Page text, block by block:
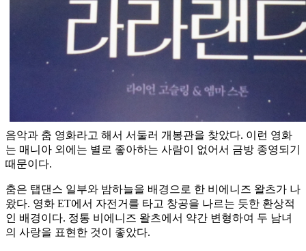
음악과 춤 영화라고 해서 서둘러 개봉관을 찾았다. 이런 영화
는 매니아 외에는 별로 좋아하는 사람이 없어서 금방 종영되기
때문이다.
춤은 탭댄스 일부와 밤하늘을 배경으로 한 비에니즈 왈츠가 나
왔다. 영화 ET에서 자전거를 타고 창공을 나르는 듯한 환상적
인 배경이다. 정통 비에니즈 왈츠에서 약간 변형하여 두 남녀
의 사랑을 표현한 것이 좋았다.